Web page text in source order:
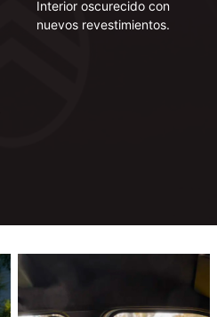
Interior oscurecido con
nuevos revestimientos.